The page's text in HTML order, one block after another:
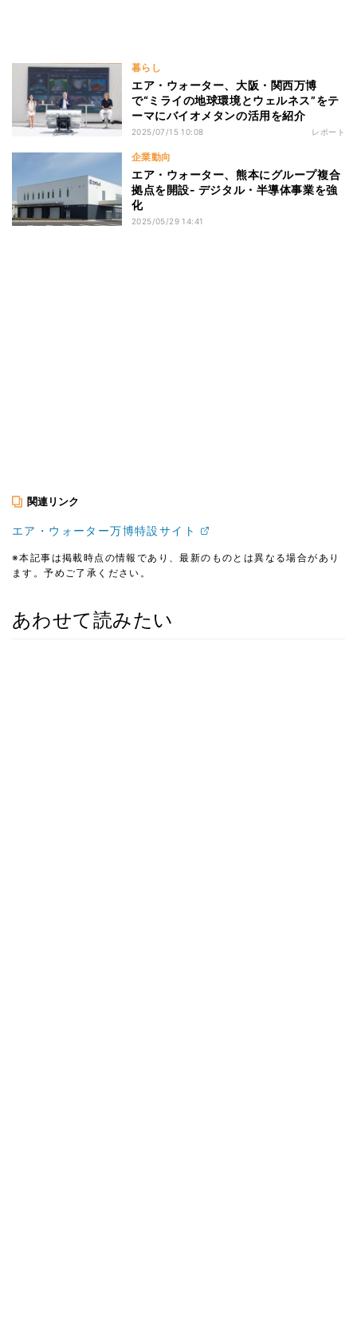
暮らし
エア・ウォーター、大阪・関西万博
で“ミライの地球環境とウェルネス”をテ
ーマにバイオメタンの活用を紹介
2025/07/15 10:08 レポート
企業動向
エア・ウォーター、熊本にグループ複合
拠点を開設- デジタル・半導体事業を強
化
2025/05/29 14:41
関連リンク
エア・ウォーター万博特設サイト
※本記事は掲載時点の情報であり、最新のものとは異なる場合があり
ます。予めご了承ください。
あわせて読みたい